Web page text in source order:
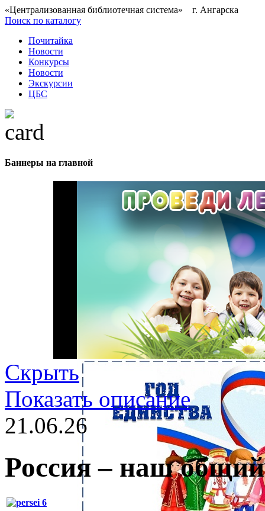
«Централизованная библиотечная система» г. Ангарска
Поиск по каталогу
Почитайка
Новости
Конкурсы
Новости
Экскурсии
ЦБС
Баннеры на главной
Скрыть
Показать описание
21.06.26
Россия – наш